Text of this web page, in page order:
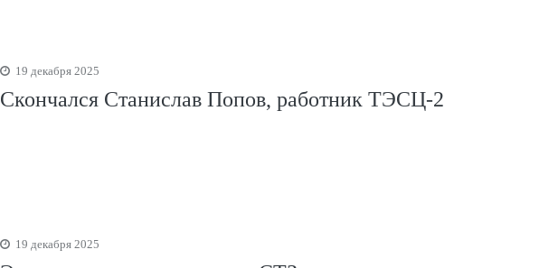
19 декабря 2025
Скончался Станислав Попов, работник ТЭСЦ-2
19 декабря 2025